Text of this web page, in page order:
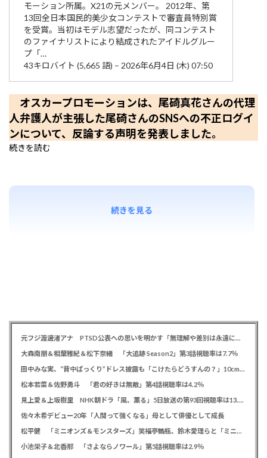
モーション所属。X21の元メンバー。 2012年、第
13回全日本国民的美少女コンテストで審査員特別賞
を受賞。当初はモデル志望だったが、同コンテスト
のファイナリストにより結成されたアイドルグルー
プ「…
43キロバイト (5,665 語) – 2026年6月4日 (木) 07:50
オスカープロモーションは、尾碕真花さんの代理
人弁護人が主張した尾碕さんのSNSへの不正ログイ
ンについて、反論する声明を発表しました。
続きを読む
続きを見る
元フジ渡邊渚アナ PTSD公表への思いを明かす「無理解や差別は永遠に変わらない」「同じ病気になったことのない人間にはわからない」
大森南朋＆相葉雅紀＆松下奈緒 「大追跡 Season2」第3話視聴率は7.7％
田中みな実、“背中ぱっくり”ドレス披露も「こけたらどうすんの？」10cm超ヒールに心配の声寄せられる
松本若菜＆佐野勇斗 「君の好きは無敵」第4話視聴率は4.2％
見上愛＆上坂樹里 NHK朝ドラ「風、薫る」5日放送の第93回視聴率は13.5％
佐々木希デビュー20年「人間って強くなる」母として俳優として成長
松平健 「ミニオンズ＆モンスターズ」笑福亭鶴瓶、鈴木愛理らと「ミニおんど」披露も「サンバの方が楽」と本音
小池栄子＆北香那 「さよならノワール」第5話視聴率は2.9％